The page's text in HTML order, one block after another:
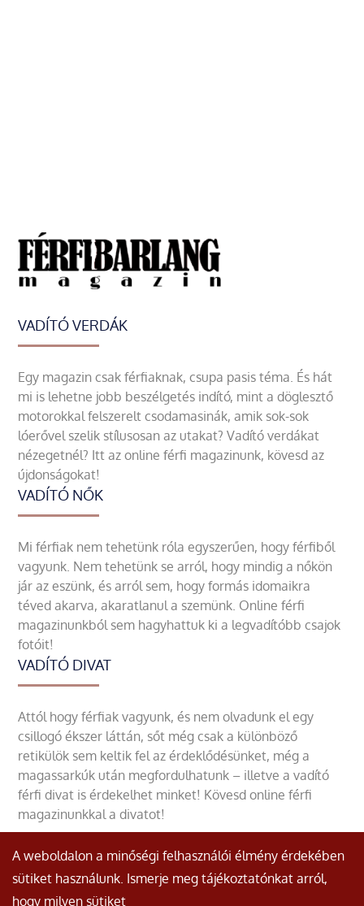
VADÍTÓ VERDÁK
Egy magazin csak férfiaknak, csupa pasis téma. És hát
mi is lehetne jobb beszélgetés indító, mint a döglesztő
motorokkal felszerelt csodamasinák, amik sok-sok
lóerővel szelik stílusosan az utakat? Vadító verdákat
nézegetnél? Itt az online férfi magazinunk, kövesd az
újdonságokat!
VADÍTÓ NŐK
Mi férfiak nem tehetünk róla egyszerűen, hogy férfiből
vagyunk. Nem tehetünk se arról, hogy mindig a nőkön
jár az eszünk, és arról sem, hogy formás idomaikra
téved akarva, akaratlanul a szemünk. Online férfi
magazinunkból sem hagyhattuk ki a legvadítóbb csajok
fotóit!
VADÍTÓ DIVAT
Attól hogy férfiak vagyunk, és nem olvadunk el egy
csillogó ékszer láttán, sőt még csak a különböző
retikülök sem keltik fel az érdeklődésünket, még a
magassarkúk után megfordulhatunk – illetve a vadító
férfi divat is érdekelhet minket! Kövesd online férfi
magazinunkkal a divatot!
A weboldalon a minőségi felhasználói élmény érdekében
sütiket használunk. Ismerje meg tájékoztatónkat arról,
hogy milyen sütiket